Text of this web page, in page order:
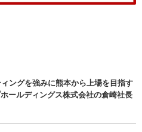
ングを強みに熊本から上場を目指す
ールディングス株式会社の倉崎社長